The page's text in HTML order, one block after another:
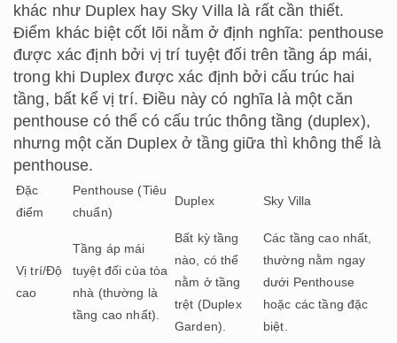
khác như Duplex hay Sky Villa là rất cần thiết.
Điểm khác biệt cốt lõi nằm ở định nghĩa: penthouse
được xác định bởi vị trí tuyệt đối trên tầng áp mái,
trong khi Duplex được xác định bởi cấu trúc hai
tầng, bất kể vị trí. Điều này có nghĩa là một căn
penthouse có thể có cấu trúc thông tầng (duplex),
nhưng một căn Duplex ở tầng giữa thì không thể là
penthouse.
Đặc
điểm
Penthouse (Tiêu
chuẩn)
Duplex Sky Villa
Vị trí/Độ
cao
Tầng áp mái
tuyệt đối của tòa
nhà (thường là
tầng cao nhất).
Bất kỳ tầng
nào, có thể
nằm ở tầng
trệt (Duplex
Garden).
Các tầng cao nhất,
thường nằm ngay
dưới Penthouse
hoặc các tầng đặc
biệt.